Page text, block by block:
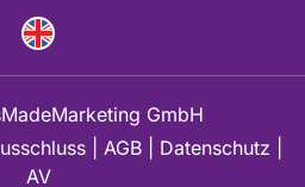
GmbH
AGB Datenschutz
AV